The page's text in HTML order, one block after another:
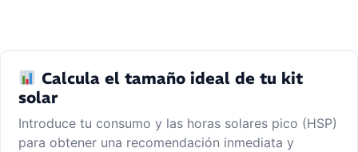
Calcula el tamaño ideal de tu kit
solar
Introduce tu consumo y las horas solares pico (HSP)
para obtener una recomendación inmediata y